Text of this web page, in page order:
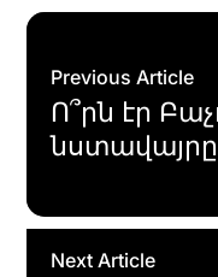
Previous Article
Ո՞րն էր
նստավայրը
Next Article